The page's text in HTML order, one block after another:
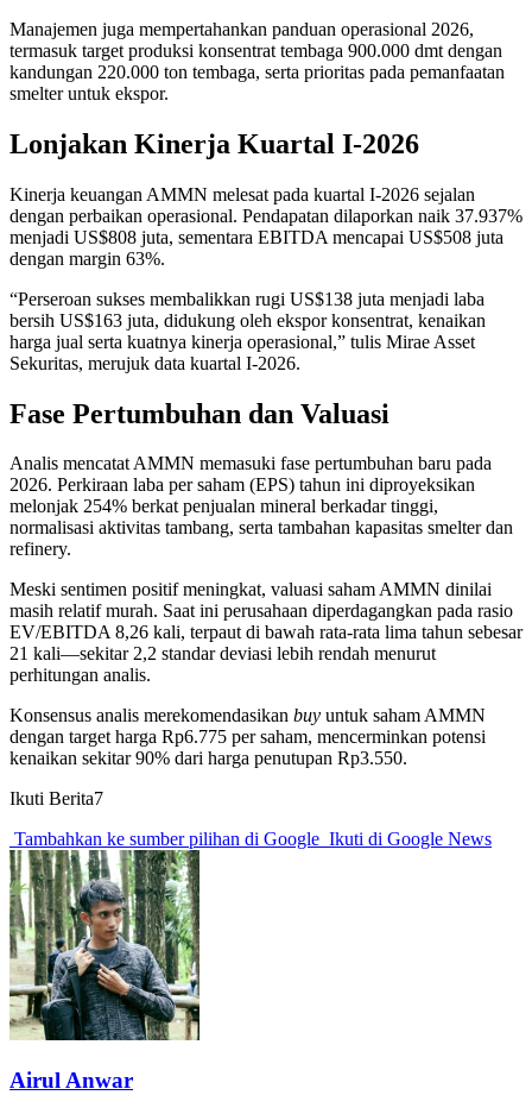
Manajemen juga mempertahankan panduan operasional 2026,
termasuk target produksi konsentrat tembaga 900.000 dmt dengan
kandungan 220.000 ton tembaga, serta prioritas pada pemanfaatan
smelter untuk ekspor.
Lonjakan Kinerja Kuartal I-2026
Kinerja keuangan AMMN melesat pada kuartal I-2026 sejalan
dengan perbaikan operasional. Pendapatan dilaporkan naik 37.937%
menjadi US$808 juta, sementara EBITDA mencapai US$508 juta
dengan margin 63%.
“Perseroan sukses membalikkan rugi US$138 juta menjadi laba
bersih US$163 juta, didukung oleh ekspor konsentrat, kenaikan
harga jual serta kuatnya kinerja operasional,” tulis Mirae Asset
Sekuritas, merujuk data kuartal I-2026.
Fase Pertumbuhan dan Valuasi
Analis mencatat AMMN memasuki fase pertumbuhan baru pada
2026. Perkiraan laba per saham (EPS) tahun ini diproyeksikan
melonjak 254% berkat penjualan mineral berkadar tinggi,
normalisasi aktivitas tambang, serta tambahan kapasitas smelter dan
refinery.
Meski sentimen positif meningkat, valuasi saham AMMN dinilai
masih relatif murah. Saat ini perusahaan diperdagangkan pada rasio
EV/EBITDA 8,26 kali, terpaut di bawah rata-rata lima tahun sebesar
21 kali—sekitar 2,2 standar deviasi lebih rendah menurut
perhitungan analis.
Konsensus analis merekomendasikan buy untuk saham AMMN
dengan target harga Rp6.775 per saham, mencerminkan potensi
kenaikan sekitar 90% dari harga penutupan Rp3.550.
Ikuti Berita7
Tambahkan ke sumber pilihan di Google Ikuti di Google News
Airul Anwar